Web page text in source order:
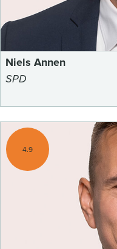
Niels Annen
SPD
4.9